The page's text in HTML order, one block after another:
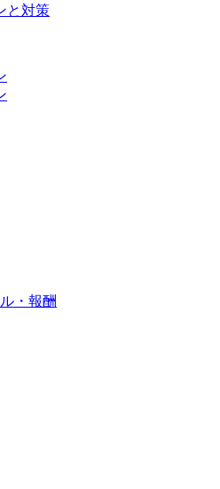
と対策
・報酬